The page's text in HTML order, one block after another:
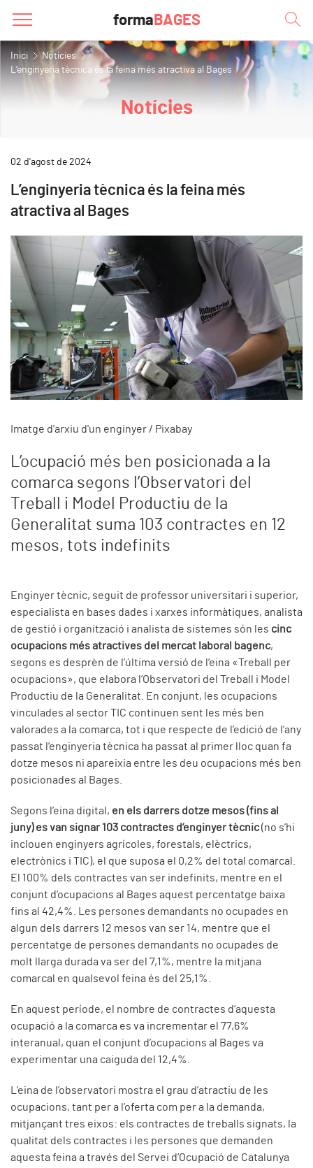
forma BAGES
Inici
Notícies
L’enginyeria tècnica és la feina més atractiva al Bages
Notícies
02 d'agost de 2024
L’enginyeria tècnica és la feina més
atractiva al Bages
Imatge d'arxiu d'un enginyer / Pixabay
L’ocupació més ben posicionada a la
comarca segons l’Observatori del
Treball i Model Productiu de la
Generalitat suma 103 contractes en 12
mesos, tots indefinits
Enginyer tècnic, seguit de professor universitari i superior,
especialista en bases dades i xarxes informàtiques, analista
de gestió i organització i analista de sistemes són les cinc
ocupacions més atractives del mercat laboral bagenc,
segons es desprèn de l’última versió de l’eina «Treball per
ocupacions», que elabora l’Observatori del Treball i Model
Productiu de la Generalitat. En conjunt, les ocupacions
vinculades al sector TIC continuen sent les més ben
valorades a la comarca, tot i que respecte de l’edició de l’any
passat l’enginyeria tècnica ha passat al primer lloc quan fa
dotze mesos ni apareixia entre les deu ocupacions més ben
posicionades al Bages.
Segons l’eina digital, en els darrers dotze mesos (fins al
juny) es van signar 103 contractes d’enginyer tècnic(no s’hi
inclouen enginyers agrícoles, forestals, elèctrics,
electrònics i TIC), el que suposa el 0,2% del total comarcal.
El 100% dels contractes van ser indefinits, mentre en el
conjunt d’ocupacions al Bages aquest percentatge baixa
fins al 42,4%. Les persones demandants no ocupades en
algun dels darrers 12 mesos van ser 14, mentre que el
percentatge de persones demandants no ocupades de
molt llarga durada va ser del 7,1%, mentre la mitjana
comarcal en qualsevol feina és del 25,1%.
En aquest període, el nombre de contractes d’aquesta
ocupació a la comarca es va incrementar el 77,6%
interanual, quan el conjunt d’ocupacions al Bages va
experimentar una caiguda del 12,4%.
L’eina de l’observatori mostra el grau d’atractiu de les
ocupacions, tant per a l’oferta com per a la demanda,
mitjançant tres eixos: els contractes de treballs signats, la
qualitat dels contractes i les persones que demanden
aquesta feina a través del Servei d’Ocupació de Catalunya